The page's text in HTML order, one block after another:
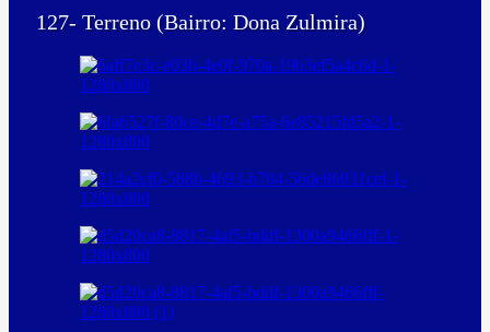
127- Terreno (Bairro: Dona Zulmira)